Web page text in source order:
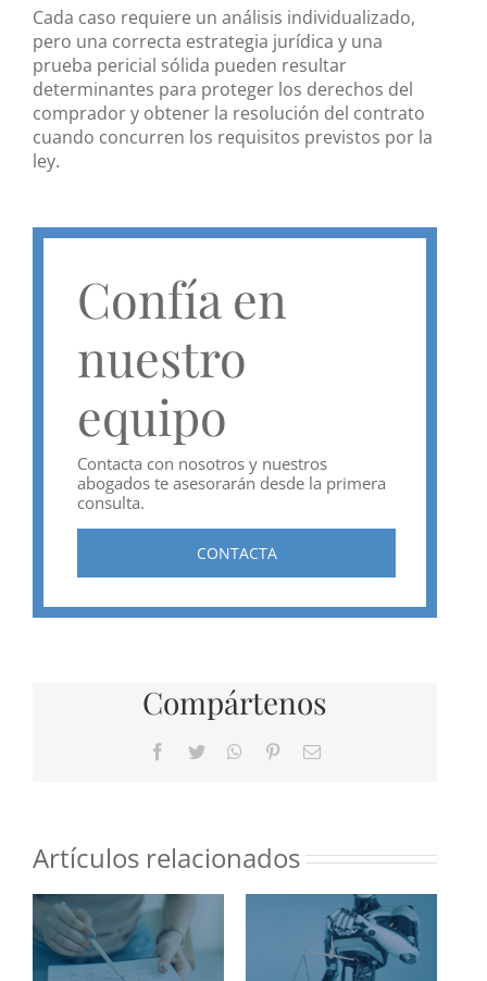
Cada caso requiere un análisis individualizado,
pero una correcta estrategia jurídica y una
prueba pericial sólida pueden resultar
determinantes para proteger los derechos del
comprador y obtener la resolución del contrato
cuando concurren los requisitos previstos por la
ley.
Confía en
nuestro
equipo
Contacta con nosotros y nuestros
abogados te asesorarán desde la primera
consulta.
CONTACTA
Compártenos
Facebook
Twitter WhatsApp
PinterestCorreo
Artículos relacionados